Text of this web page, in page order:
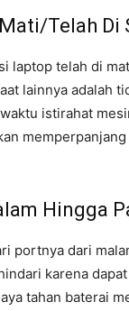
Telah Di
laptop telah di
lainnya adalah
istirahat
Hingga
portnya dari
karena
tahan baterai